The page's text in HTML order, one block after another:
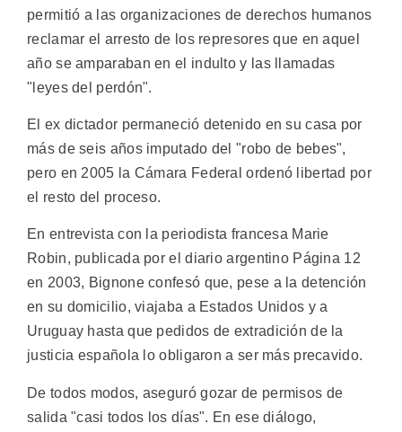
permitió a las organizaciones de derechos humanos
reclamar el arresto de los represores que en aquel
año se amparaban en el indulto y las llamadas
"leyes del perdón".
El ex dictador permaneció detenido en su casa por
más de seis años imputado del "robo de bebes",
pero en 2005 la Cámara Federal ordenó libertad por
el resto del proceso.
En entrevista con la periodista francesa Marie
Robin, publicada por el diario argentino Página 12
en 2003, Bignone confesó que, pese a la detención
en su domicilio, viajaba a Estados Unidos y a
Uruguay hasta que pedidos de extradición de la
justicia española lo obligaron a ser más precavido.
De todos modos, aseguró gozar de permisos de
salida "casi todos los días". En ese diálogo,